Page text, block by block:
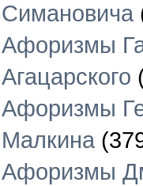
Симановича
Афоризмы
Агацарского
Афоризмы
Малкина
Афоризмы